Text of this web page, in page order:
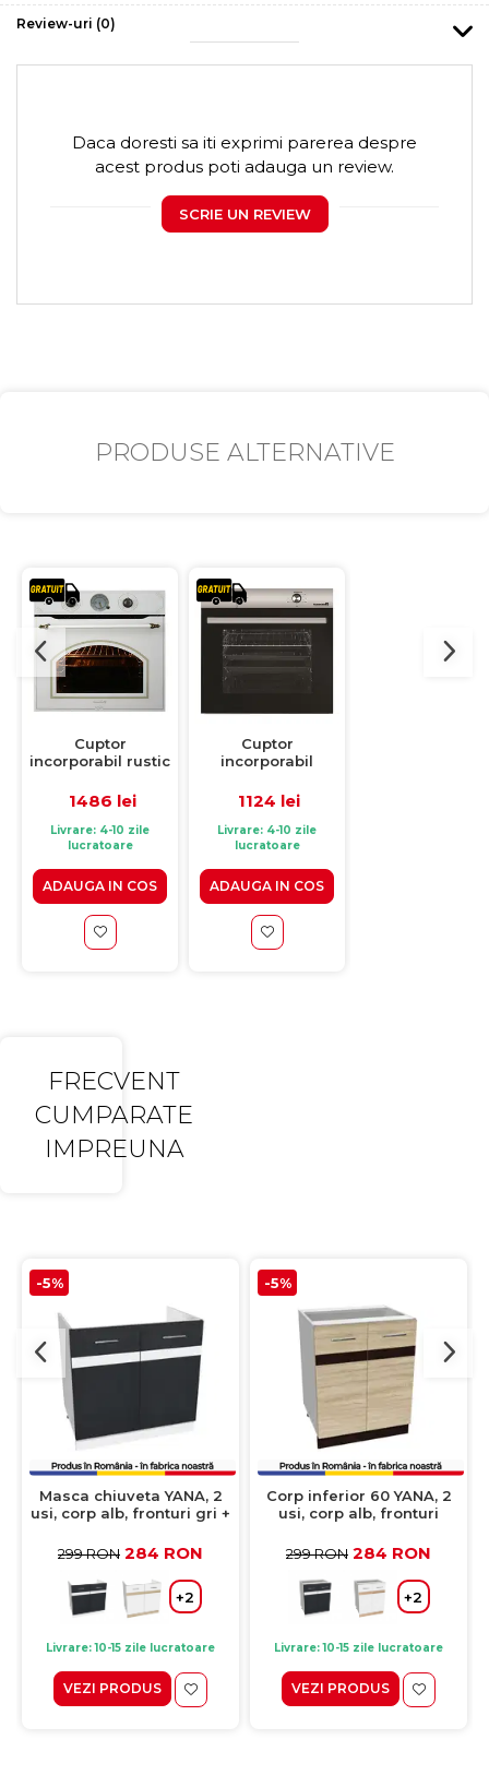
Review-uri (0)
Daca doresti sa iti exprimi parerea despre
acest produs poti adauga un review.
SCRIE UN REVIEW
PRODUSE ALTERNATIVE
Cuptor
incorporabil rustic
HB8050RST, 57L,
culoare bej rustic
1486 lei
Livrare: 4-10 zile
lucratoare
ADAUGA IN COS
Cuptor
incorporabil
8051IN, electric,
l, 4 functii, Clasa A,
negru / inox
1124 lei
Livrare: 4-10 zile
lucratoare
ADAUGA IN COS
FRECVENT
CUMPARATE
IMPREUNA
-5%
Masca chiuveta YANA, 2
usi, corp alb, fronturi gri +
299 RON 284 RON
+2
Livrare: 10-15 zile lucratoare
VEZI PRODUS
-5%
Corp inferior 60 YANA, 2
usi, corp alb, fronturi
sonoma inchis, 60x50x77
299 RON 284 RON
+2
Livrare: 10-15 zile lucratoare
VEZI PRODUS